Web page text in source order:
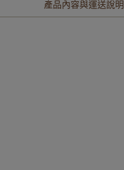
產品內容與運送說明